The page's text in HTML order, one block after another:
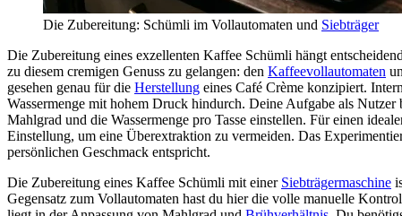
Die Zubereitung: Schümli im Vollautomaten und Siebträger
Die Zubereitung eines exzellenten Kaffee Schümli hängt
zu diesem cremigen Genuss zu gelangen: den Kaffeevollautomaten
gesehen genau für die Herstellung eines Café Crème konzipiert.
Wassermenge mit hohem Druck hindurch. Deine Aufgabe als
Mahlgrad und die Wassermenge pro Tasse einstellen. Für einen
Einstellung, um eine Überextraktion zu vermeiden. Das
persönlichen Geschmack entspricht.
Die Zubereitung eines Kaffee Schümli mit einer Siebträgermaschine
Gegensatz zum Vollautomaten hast du hier die volle manuelle